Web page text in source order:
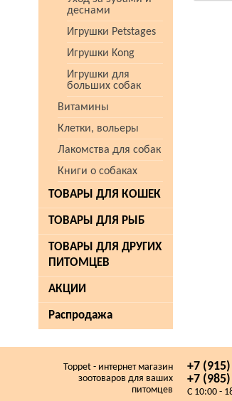
деснами
Игрушки Petstages
Игрушки Kong
Игрушки для
больших собак
Витамины
Клетки, вольеры
Лакомства для собак
Книги о собаках
ТОВАРЫ ДЛЯ КОШЕК
ТОВАРЫ ДЛЯ РЫБ
ТОВАРЫ ДЛЯ ДРУГИХ
ПИТОМЦЕВ
АКЦИИ
Распродажа
Toppet - интернет магазин
зоотоваров для ваших
питомцев
+7
+7
C 10:00 -